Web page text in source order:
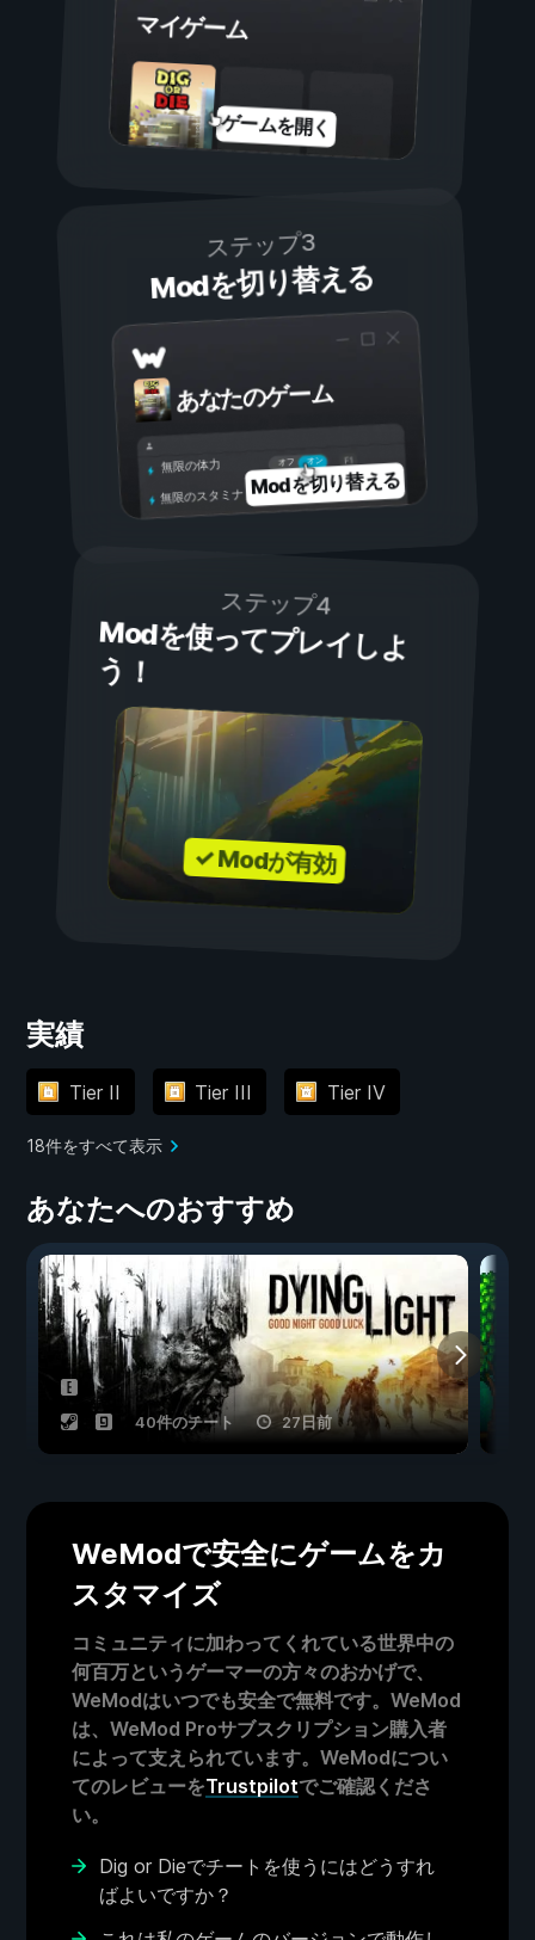
マイゲーム
ゲームを開く
ステップ3
Modを切り替える
あなたのゲーム
オン
オフ
無限の体力
無限のスタミナ Modを切り替える
ステップ4
Modを使ってプレイしよ
う！
✓ Modが有効
実績
Tier II Tier III Tier IV
18件をすべて表示
あなたへのおすすめ
40件のチート 27日前
WeModで安全にゲームをカ
スタマイズ
コミュニティに加わってくれている世界中の
何百万というゲーマーの方々のおかげで、
WeModはいつでも安全で無料です。WeMod
は、WeMod Proサブスクリプション購入者
によって支えられています。WeModについ
てのレビューをTrustpilotでご確認くださ
い。
Dig or Dieでチートを使うにはどうすれ
ばよいですか？